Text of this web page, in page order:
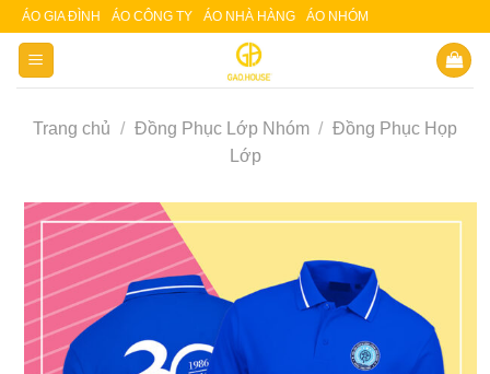
Skip
content
ÁO GIA ĐÌNH ÁO CÔNG TY ÁO NHÀ HÀNG ÁO NHÓM
Trang chủ / Đồng Phục Lớp Nhóm / Đồng Phục Họp
Lớp